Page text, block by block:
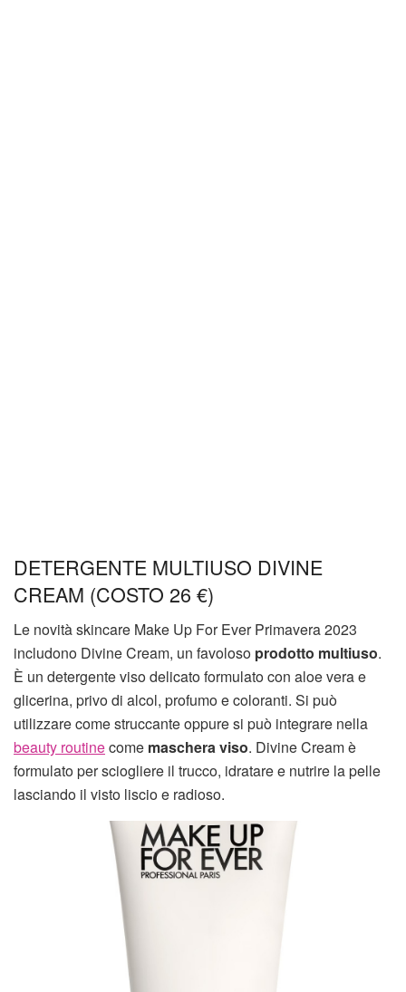
DETERGENTE MULTIUSO DIVINE
CREAM (COSTO 26 €)
Le novità skincare Make Up For Ever Primavera 2023
includono Divine Cream, un favoloso prodotto multiuso.
È un detergente viso delicato formulato con aloe vera e
glicerina, privo di alcol, profumo e coloranti. Si può
utilizzare come struccante oppure si può integrare nella
beauty routinecome maschera viso. Divine Cream è
formulato per sciogliere il trucco, idratare e nutrire la pelle
lasciando il visto liscio e radioso.